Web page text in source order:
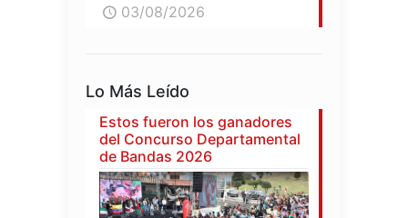
03/08/2026
Lo Más Leído
Estos fueron los ganadores
del Concurso Departamental
de Bandas 2026